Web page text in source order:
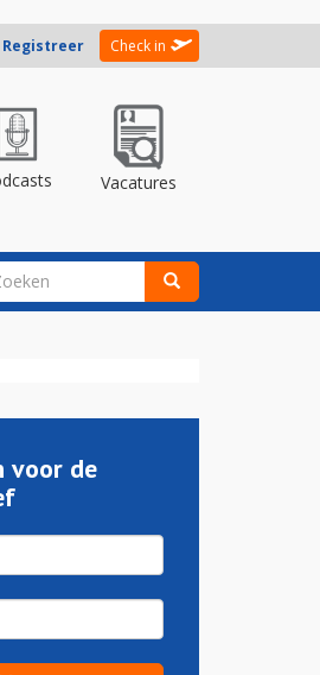
Registreer Check in
Vacatures
voor de